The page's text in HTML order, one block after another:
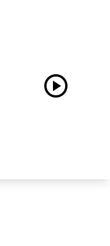
play_circle